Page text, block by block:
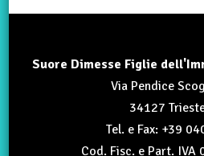
Suore Dimesse Figlie
Via Pendice
34127
Tel. e Fax: +39
Cod. Fisc. e Part. IVA